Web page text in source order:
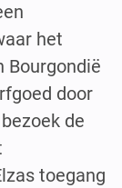
het
Bourgondië
door
de
toegang